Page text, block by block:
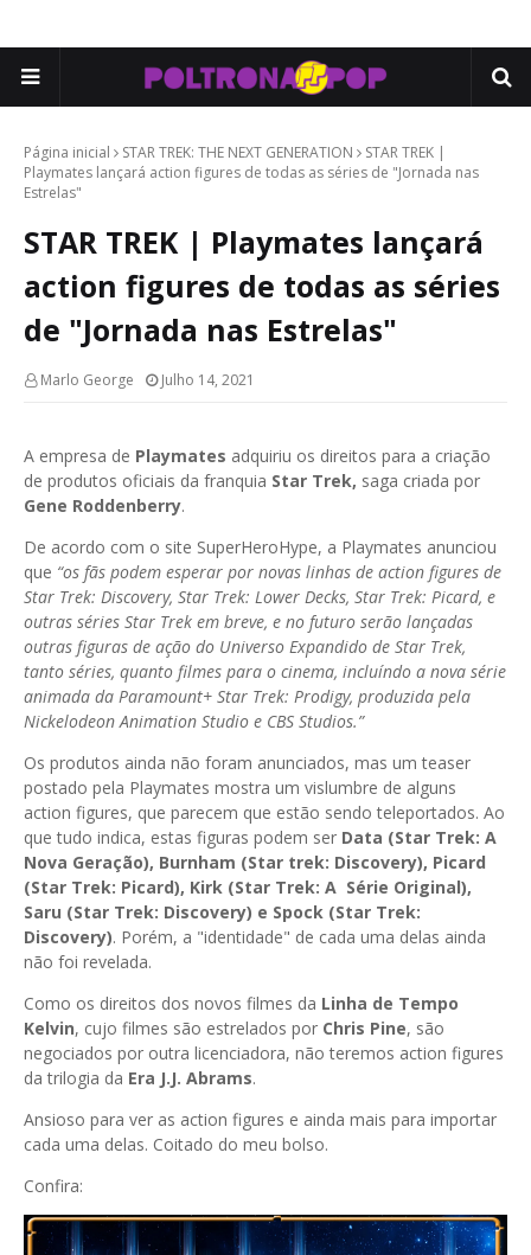
Página inicial STAR TREK: THE NEXT GENERATION
STAR TREK |
Playmates lançará action figures de todas as séries de "Jornada nas
Estrelas"
STAR TREK | Playmates lançará
action figures de todas as séries
de "Jornada nas Estrelas"
Marlo George Julho 14, 2021
A empresa de Playmates adquiriu os direitos para a criação
de produtos oficiais da franquia Star Trek, saga criada por
Gene Roddenberry.
De acordo com o site SuperHeroHype, a Playmates anunciou
que “os fãs podem esperar por novas linhas de action figures de
Star Trek: Discovery, Star Trek: Lower Decks, Star Trek: Picard, e
outras séries Star Trek em breve, e no futuro serão lançadas
outras figuras de ação do Universo Expandido de Star Trek,
tanto séries, quanto filmes para o cinema, incluíndo a nova série
animada da Paramount+ Star Trek: Prodigy, produzida pela
Nickelodeon Animation Studio e CBS Studios.”
Os produtos ainda não foram anunciados, mas um teaser
postado pela Playmates mostra um vislumbre de alguns
action figures, que parecem que estão sendo teleportados. Ao
que tudo indica, estas figuras podem ser Data (Star Trek: A
Nova Geração), Burnham (Star trek: Discovery), Picard
(Star Trek: Picard), Kirk (Star Trek: A Série Original),
Saru (Star Trek: Discovery) e Spock (Star Trek:
Discovery). Porém, a "identidade" de cada uma delas ainda
não foi revelada.
Como os direitos dos novos filmes da Linha de Tempo
Kelvin, cujo filmes são estrelados por Chris Pine, são
negociados por outra licenciadora, não teremos action figures
da trilogia da Era J.J. Abrams.
Ansioso para ver as action figures e ainda mais para importar
cada uma delas. Coitado do meu bolso.
Confira: